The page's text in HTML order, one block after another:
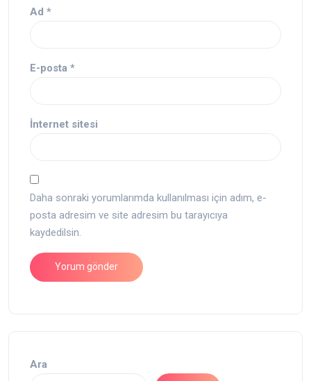
Ad *
E-posta *
İnternet sitesi
Daha sonraki yorumlarımda kullanılması için adım, e-
posta adresim ve site adresim bu tarayıcıya
kaydedilsin.
Ara